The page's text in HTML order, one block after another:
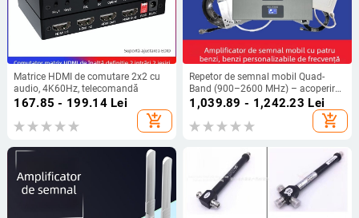
Matrice HDMI de comutare 2x2 cu
audio, 4K60Hz, telecomandă
167.85 - 199.14Lei
add_shopping_cart
Repetor de semnal mobil Quad-
Band (900–2600 MHz) – acoperire
300–1000 m², Compatibil cu
întreaga rețea
1,039.89 - 1,242.23 Lei
add_shopping_cart